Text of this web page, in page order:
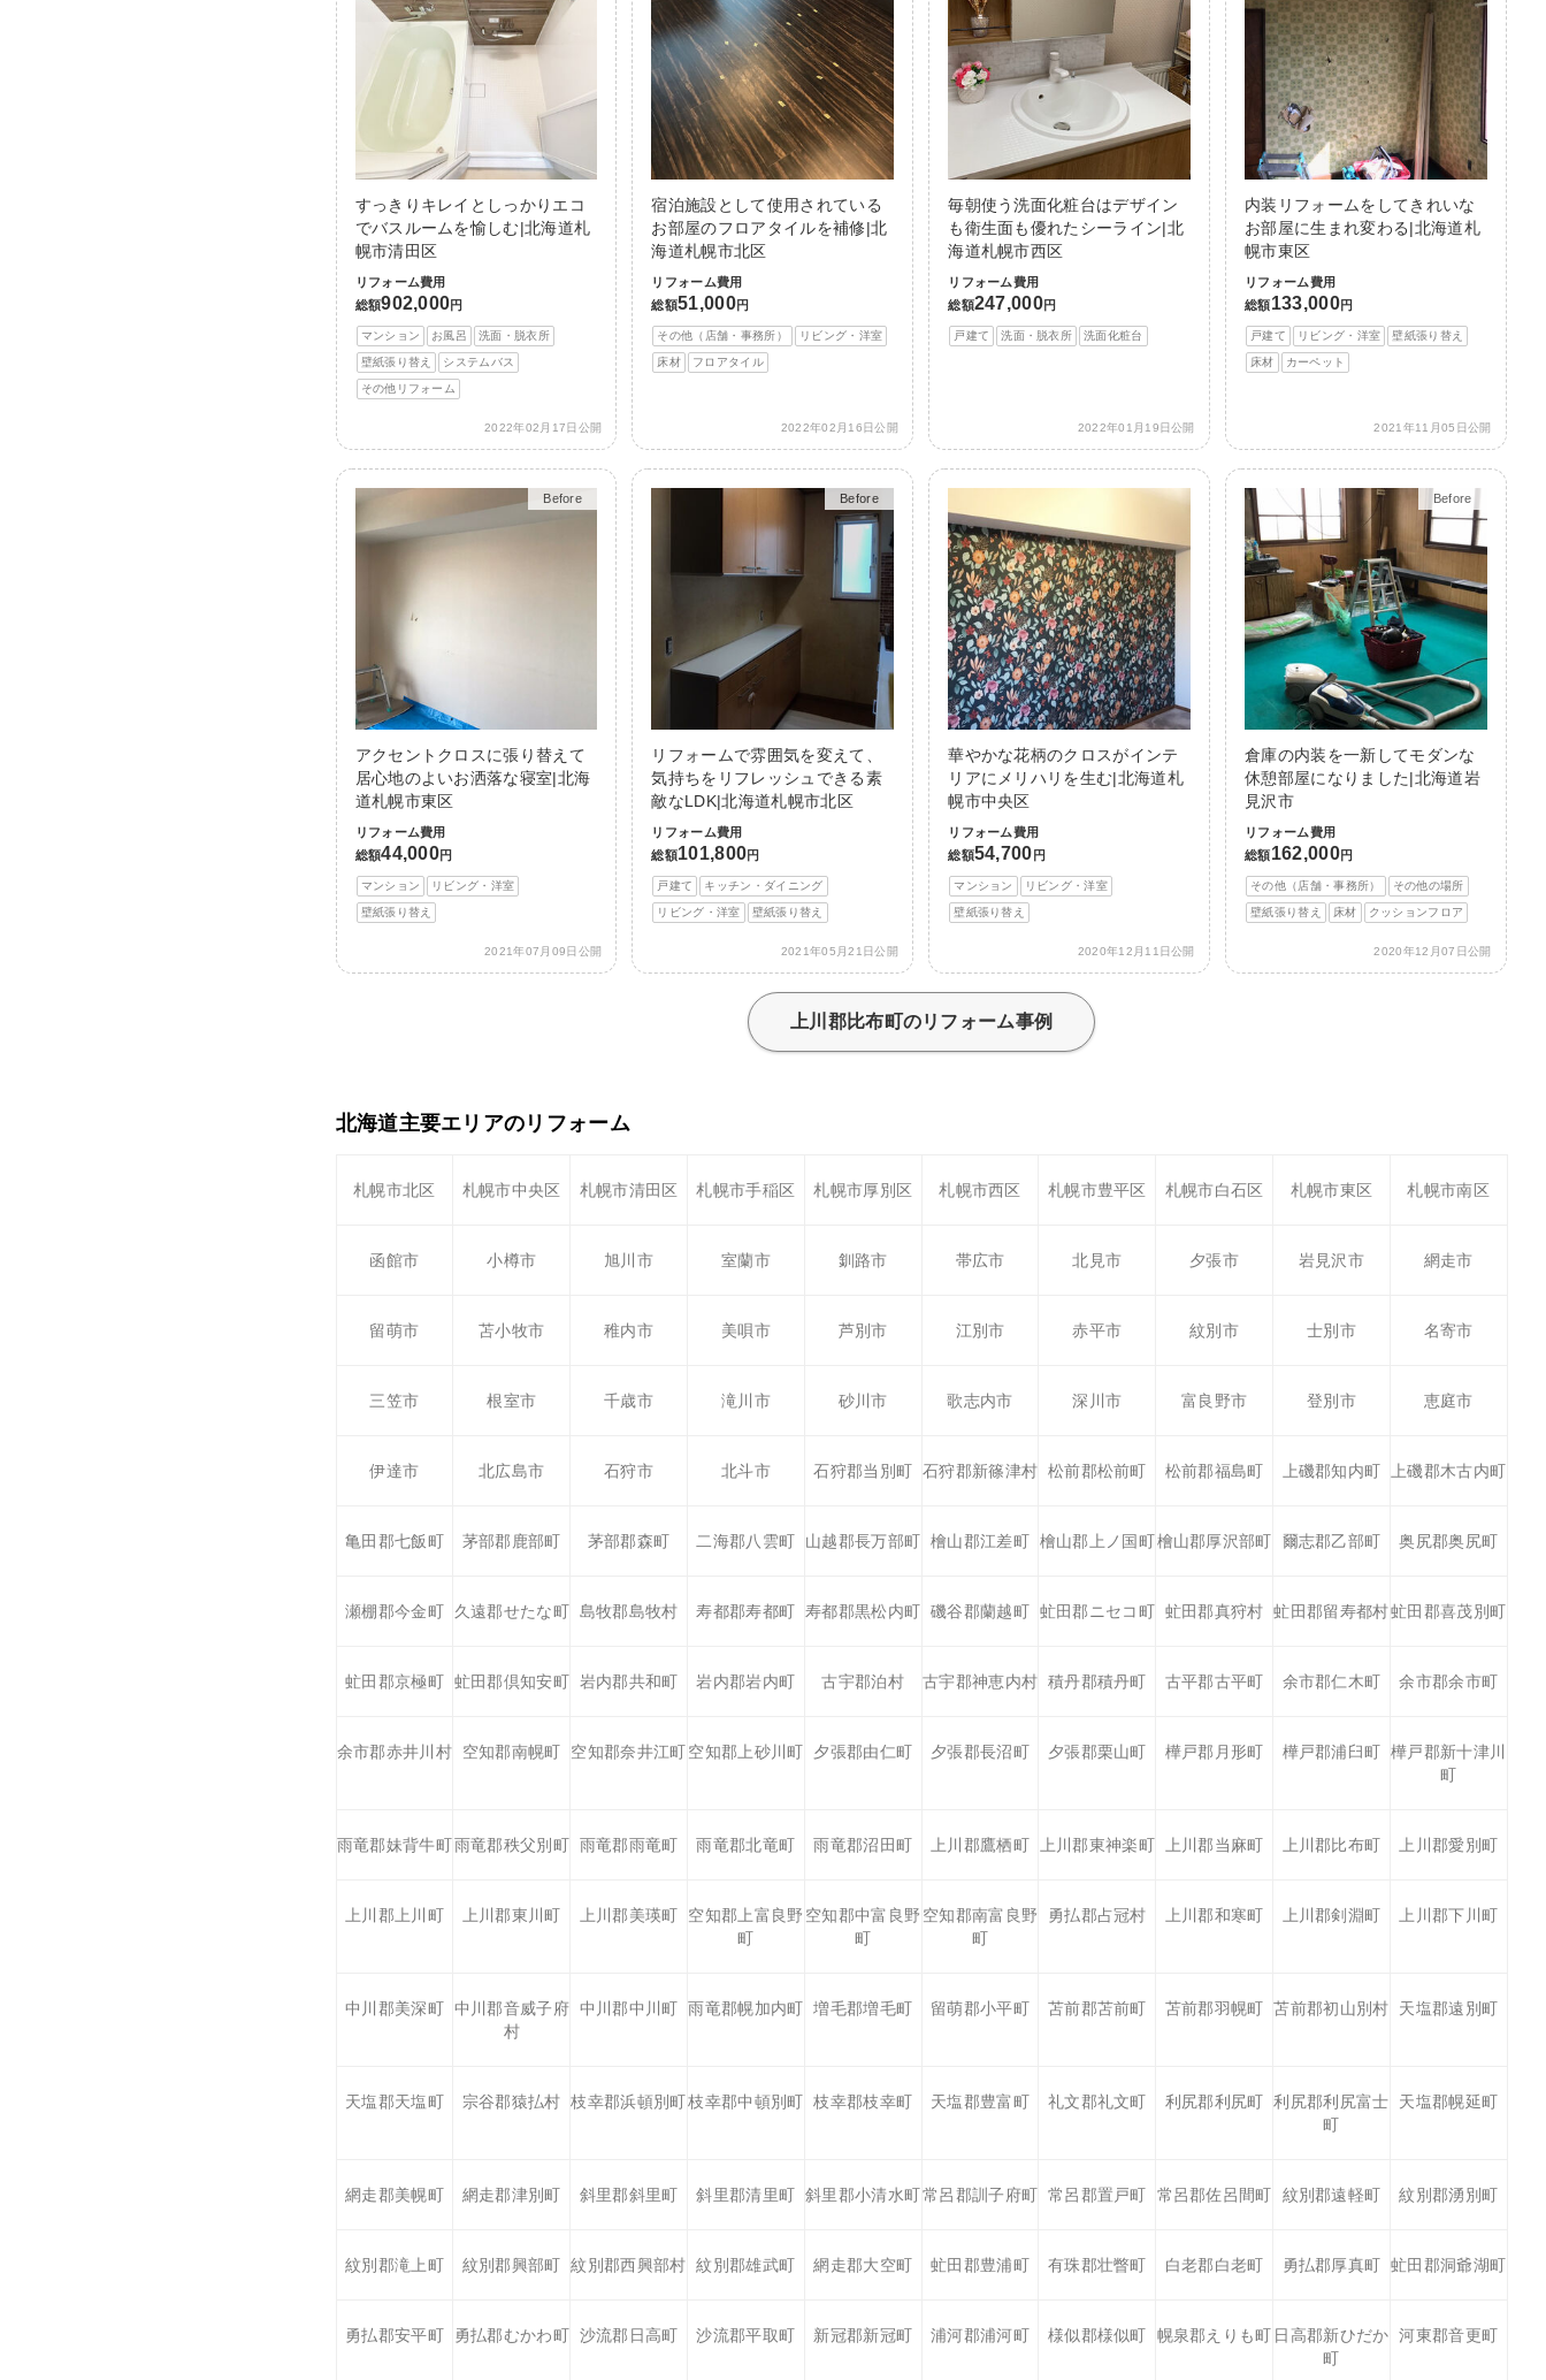
すっきりキレイとしっかりエコ
でバスルームを愉しむ|北海道札
幌市清田区
リフォーム費用
総額902,000円
マンション お風呂 洗面・脱衣所
壁紙張り替え システムバス
その他リフォーム
2022年02月17日公開
宿泊施設として使用されている
お部屋のフロアタイルを補修|北
海道札幌市北区
リフォーム費用
総額51,000円
その他（店舗・事務所） リビング・洋室
床材 フロアタイル
2022年02月16日公開
毎朝使う洗面化粧台はデザイン
も衛生面も優れたシーライン|北
海道札幌市西区
リフォーム費用
総額247,000円
戸建て 洗面・脱衣所 洗面化粧台
2022年01月19日公開
内装リフォームをしてきれいな
お部屋に生まれ変わる|北海道札
幌市東区
リフォーム費用
総額 133,000円
戸建て リビング・洋室 壁紙張り替え
床材 カーペット
2021年11月05日公開
Before
After
アクセントクロスに張り替えて
居心地のよいお洒落な寝室|北海
道札幌市東区
リフォーム費用
総額44,000円
マンション リビング・洋室
壁紙張り替え
2021年07月09日公開
Before
After
リフォームで雰囲気を変えて、
気持ちをリフレッシュできる素
敵なLDK|北海道札幌市北区
リフォーム費用
総額101,800円
戸建て キッチン・ダイニング
リビング・洋室 壁紙張り替え
2021年05月21日公開
華やかな花柄のクロスがインテ
リアにメリハリを生む|北海道札
幌市中央区
リフォーム費用
総額54,700 円
マンション リビング・洋室
壁紙張り替え
2020年12月11日公開
Before
After
倉庫の内装を一新してモダンな
休憩部屋になりました|北海道岩
見沢市
リフォーム費用
総額 162,000円
その他（店舗・事務所） その他の場所
壁紙張り替え 床材 クッションフロア
2020年12月07日公開
上川郡比布町のリフォーム事例
北海道主要エリアのリフォーム
札幌市北区 札幌市中央区 札幌市清田区 札幌市手稲区 札幌市厚別区 札幌市西区 札幌市豊平区 札幌市白石区 札幌市東区 札幌市南区
函館市 小樽市 旭川市 室蘭市 釧路市 帯広市 北見市 夕張市 岩見沢市 網走市
留萌市 苫小牧市 稚内市 美唄市 芦別市 江別市 赤平市 紋別市 士別市 名寄市
三笠市 根室市 千歳市 滝川市 砂川市 歌志内市 深川市 富良野市 登別市 恵庭市
伊達市 北広島市 石狩市 北斗市 石狩郡当別町 石狩郡新篠津村 松前郡松前町 松前郡福島町 上磯郡知内町 上磯郡木古内町
亀田郡七飯町 茅部郡鹿部町 茅部郡森町 二海郡八雲町 山越郡長万部町 檜山郡江差町 檜山郡上ノ国町檜山郡厚沢部町 爾志郡乙部町 奥尻郡奥尻町
瀬棚郡今金町 久遠郡せたな町 島牧郡島牧村 寿都郡寿都町 寿都郡黒松内町 磯谷郡蘭越町 虻田郡ニセコ町 虻田郡真狩村 虻田郡留寿都村虻田郡喜茂別町
虻田郡京極町 虻田郡倶知安町 岩内郡共和町 岩内郡岩内町 古宇郡泊村 古宇郡神恵内村 積丹郡積丹町 古平郡古平町 余市郡仁木町 余市郡余市町
余市郡赤井川村 空知郡南幌町 空知郡奈井江町空知郡上砂川町 夕張郡由仁町 夕張郡長沼町 夕張郡栗山町 樺戸郡月形町 樺戸郡浦臼町 樺戸郡新十津川
町
雨竜郡妹背牛町雨竜郡秩父別町 雨竜郡雨竜町 雨竜郡北竜町 雨竜郡沼田町 上川郡鷹栖町 上川郡東神楽町 上川郡当麻町 上川郡比布町 上川郡愛別町
上川郡上川町 上川郡東川町 上川郡美瑛町
空知郡上富良野
町
空知郡中富良野
町
空知郡南富良野
町
勇払郡占冠村 上川郡和寒町 上川郡剣淵町 上川郡下川町
中川郡美深町 中川郡音威子府
村
中川郡中川町 雨竜郡幌加内町 増毛郡増毛町 留萌郡小平町 苫前郡苫前町 苫前郡羽幌町 苫前郡初山別村 天塩郡遠別町
天塩郡天塩町 宗谷郡猿払村 枝幸郡浜頓別町枝幸郡中頓別町 枝幸郡枝幸町 天塩郡豊富町 礼文郡礼文町 利尻郡利尻町 利尻郡利尻富士
町
天塩郡幌延町
網走郡美幌町 網走郡津別町 斜里郡斜里町 斜里郡清里町 斜里郡小清水町常呂郡訓子府町 常呂郡置戸町 常呂郡佐呂間町 紋別郡遠軽町 紋別郡湧別町
紋別郡滝上町 紋別郡興部町 紋別郡西興部村 紋別郡雄武町 網走郡大空町 虻田郡豊浦町 有珠郡壮瞥町 白老郡白老町 勇払郡厚真町 虻田郡洞爺湖町
勇払郡安平町 勇払郡むかわ町 沙流郡日高町 沙流郡平取町 新冠郡新冠町 浦河郡浦河町 様似郡様似町 幌泉郡えりも町 日高郡新ひだか
町
河東郡音更町